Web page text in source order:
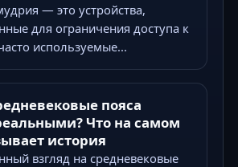
— это устройства,
для ограничения доступа к
используемые...
пояса
Что на самом
история
взгляд на средневековые